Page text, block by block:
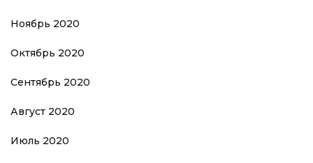
Ноябрь 2020
Октябрь 2020
Сентябрь 2020
Август 2020
Июль 2020